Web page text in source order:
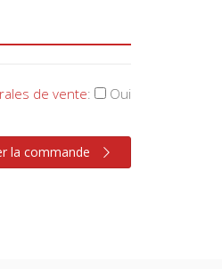
de vente: Oui
la commande